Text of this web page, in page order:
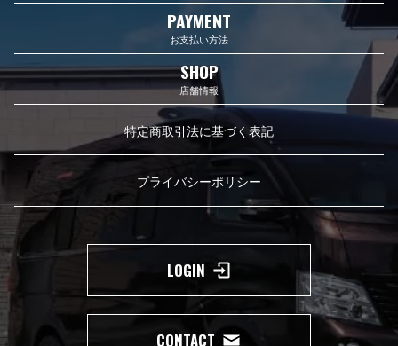
PAYMENT
お支払い方法
SHOP
店舗情報
特定商取引法に基づく表記
プライバシーポリシー
LOGIN
CONTACT